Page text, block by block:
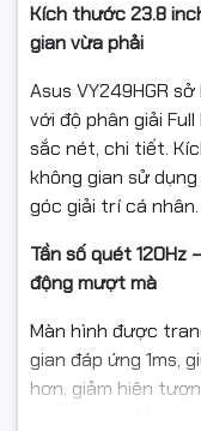
Kích thước 23.8
gian vừa phải
Asus VY249HGR
với độ phân giải Full
sắc nét, chi tiết.
không gian sử
góc giải trí cá nhân.
Tần số quét 120Hz
động mượt mà
Màn hình được
gian đáp ứng 1ms,
hơn, giảm hiện